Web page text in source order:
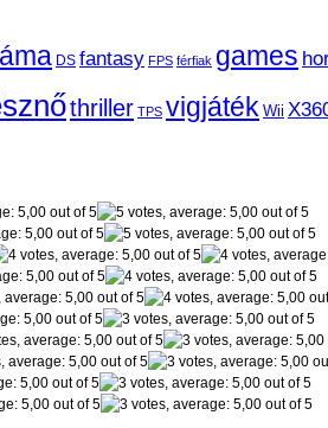
DS fantasy FPS férfiak games
thriller TPS vigjáték Wii